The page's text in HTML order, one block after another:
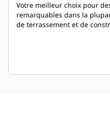
Votre meilleur choix pour
remarquables dans la
de terrassement et de